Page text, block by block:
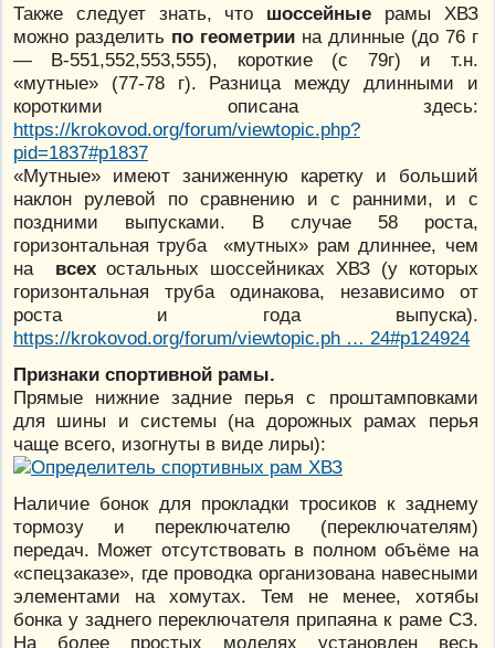
Также следует знать, что шоссейные рамы ХВЗ
можно разделить по геометриина длинные (до 76 г
— В-551,552,553,555), короткие (с 79г) и т.н.
«мутные» (77-78 г). Разница между длинными и
короткими описана здесь:
https://krokovod.org/forum/viewtopic.php?
pid=1837#p1837
«Мутные» имеют заниженную каретку и больший
наклон рулевой по сравнению и с ранними, и с
поздними выпусками. В случае 58 роста,
горизонтальная труба «мутных» рам длиннее, чем
на всехостальных шоссейниках ХВЗ (у которых
горизонтальная труба одинакова, независимо от
роста и года выпуска).
https://krokovod.org/forum/viewtopic.ph … 24#p124924
Признаки спортивной рамы.
Прямые нижние задние перья с проштамповками
для шины и системы (на дорожных рамах перья
чаще всего, изогнуты в виде лиры):
Наличие бонок для прокладки тросиков к заднему
тормозу и переключателю (переключателям)
передач. Может отсутствовать в полном объёме на
«спецзаказе», где проводка организована навесными
элементами на хомутах. Тем не менее, хотябы
бонка у заднего переключателя припаяна к раме СЗ.
На более простых моделях установлен весь